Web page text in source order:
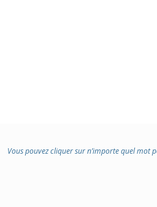
Vous pouvez cliquer sur n’importe quel mot